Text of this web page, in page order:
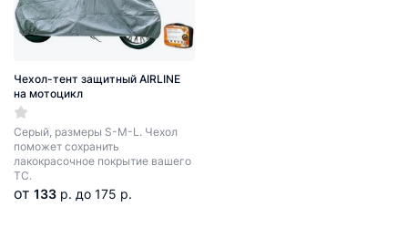
Чехол-тент защитный AIRLINE
на мотоцикл
Серый, размеры S-M-L. Чехол
поможет сохранить
лакокрасочное покрытие вашего
ТС.
от 133 р. до 175 р.